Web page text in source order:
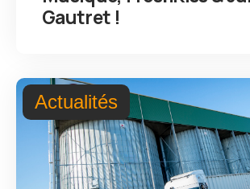
Gautret !
Actualités